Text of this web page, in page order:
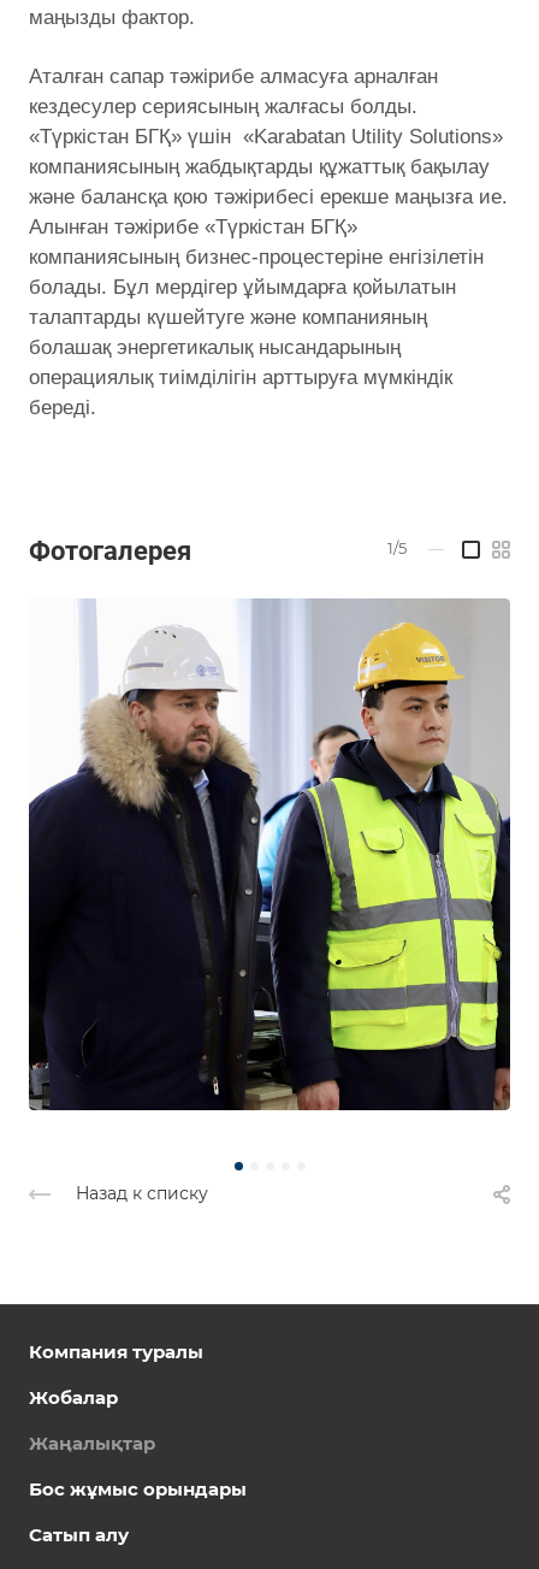
маңызды фактор.
Аталған сапар тәжірибе алмасуға арналған
кездесулер сериясының жалғасы болды.
«Түркістан БГҚ» үшін «Karabatan Utility Solutions»
компаниясының жабдықтарды құжаттық бақылау
және балансқа қою тәжірибесі ерекше маңызға ие.
Алынған тәжірибе «Түркістан БГҚ»
компаниясының бизнес-процестеріне енгізілетін
болады. Бұл мердігер ұйымдарға қойылатын
талаптарды күшейтуге және компанияның
болашақ энергетикалық нысандарының
операциялық тиімділігін арттыруға мүмкіндік
береді.
Фотогалерея 1/5 —
Назад к списку
Компания туралы
Жобалар
Жаңалықтар
Бос жұмыс орындары
Сатып алу